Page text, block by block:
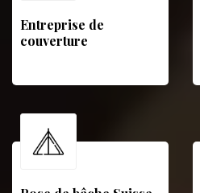
Entreprise de
couverture